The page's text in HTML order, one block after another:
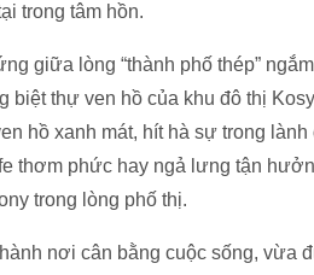
trong tâm hồn.
giữa lòng “thành phố thép”
biệt thự ven hồ của khu đô thị
hồ xanh mát, hít hà sự trong
thơm phức hay ngả lưng tận
trong lòng phố thị.
nơi cân bằng cuộc sống, vừa